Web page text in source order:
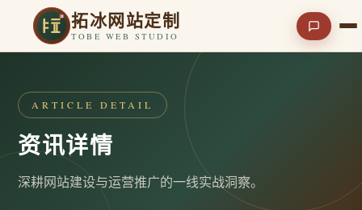
拓冰网站定制
TOBE WEB STUDIO
ARTICLE DETAIL
资讯详情
深耕网站建设与运营推广的一线实战洞察。